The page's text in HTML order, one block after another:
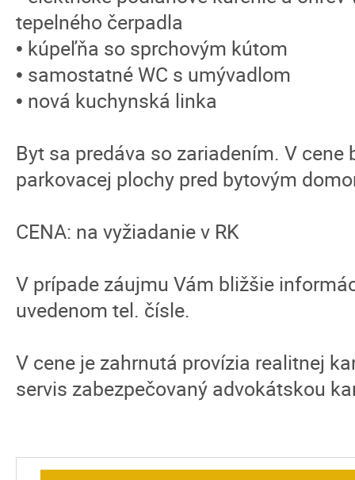
tepelného čerpadla
• kúpeľňa so sprchovým kútom
• samostatné WC s umývadlom
• nová kuchynská linka
Byt sa predáva so zariadením. V
parkovacej plochy pred bytovým
CENA: na vyžiadanie v RK
V prípade záujmu Vám bližšie
uvedenom tel. čísle.
V cene je zahrnutá provízia realitnej
servis zabezpečovaný advokátskou